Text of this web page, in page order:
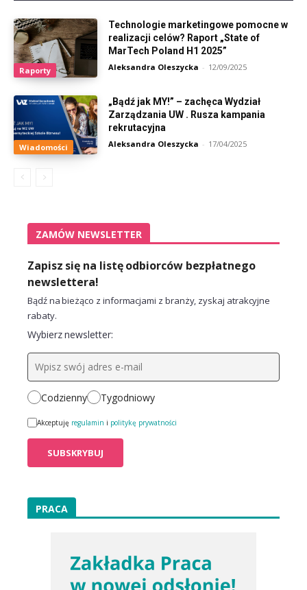
Raporty
Technologie marketingowe pomocne w
realizacji celów? Raport „State of
MarTech Poland H1 2025”
Aleksandra Oleszycka - 12/09/2025
Wiadomości
„Bądź jak MY!” – zachęca Wydział
Zarządzania UW . Rusza kampania
rekrutacyjna
Aleksandra Oleszycka - 17/04/2025
ZAMÓW NEWSLETTER
Zapisz się na listę odbiorców bezpłatnego
newslettera!
Bądź na bieżąco z informacjami z branży, zyskaj atrakcyjne
rabaty.
Wybierz newsletter:
Codzienny Tygodniowy
Akceptuję regulamin i politykę prywatności
PRACA